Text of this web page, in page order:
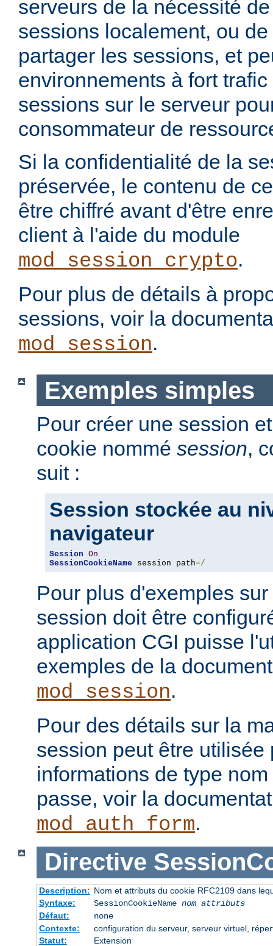
serveurs de la nécessité
sessions localement, ou
partager les sessions, et
environnements à fort
sessions sur le serveur
consommateur de
Si la confidentialité de la
préservée, le contenu de
être chiffré avant d'être
client à l'aide du module
mod_session_crypto.
Pour plus de détails à
sessions, voir la
mod_session.
Exemples simples
Pour créer une session
cookie nommé session,
suit :
Session stockée au
navigateur
Session On
SessionCookieName session path=/
Pour plus d'exemples
session doit être
application CGI puisse
exemples de la
mod_session.
Pour des détails sur la
session peut être utilisée
informations de type
passe, voir la
mod_auth_form.
Directive
Description: Nom et attributs du cookie RFC2109 dans
Syntaxe:
SessionCookieName nom attributs
Défaut:
none
Contexte:
configuration du serveur, serveur virtuel,
Statut:
Extension